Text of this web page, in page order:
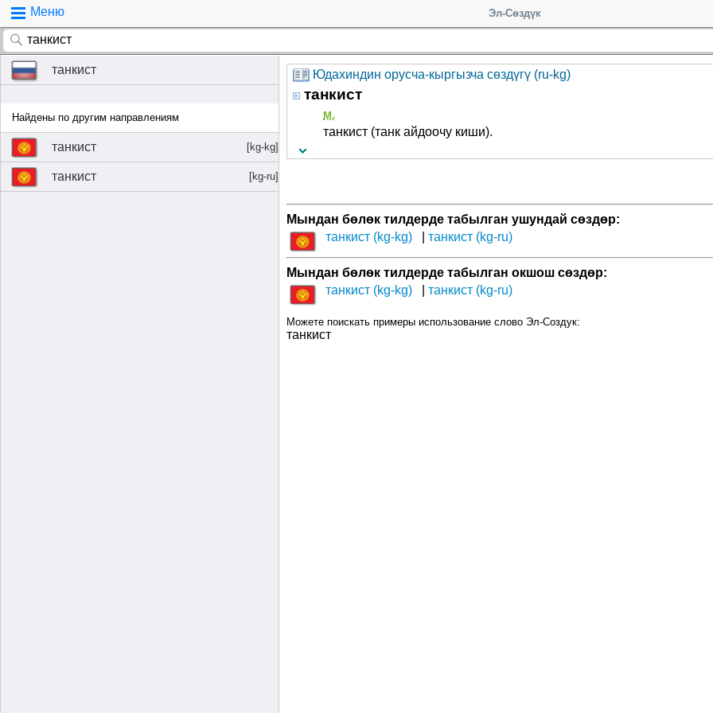
Меню Эл-Сөздүк
танкист
Найдены по другим направлениям
танкист [kg-kg]
танкист [kg-ru]
Юдахиндин орусча-кыргызча сөздүгү (ru-kg)
танкист
м.
танкист (танк айдоочу киши).
Мындан бөлөк тилдерде табылган ушундай сөздөр:
танкист (kg-kg)
танкист (kg-ru)
Мындан бөлөк тилдерде табылган окшош сөздөр:
танкист (kg-kg)
танкист (kg-ru)
Можете поискать примеры использование слово Эл-Создук:
танкист